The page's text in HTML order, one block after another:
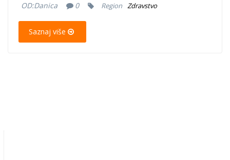
OD:Danica 0 Region Zdravstvo
Saznaj više